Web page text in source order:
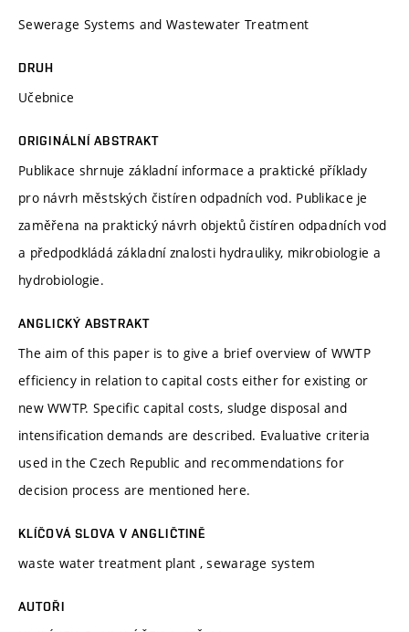
Sewerage Systems and Wastewater Treatment
DRUH
Učebnice
ORIGINÁLNÍ ABSTRAKT
Publikace shrnuje základní informace a praktické příklady
pro návrh městských čistíren odpadních vod. Publikace je
zaměřena na praktický návrh objektů čistíren odpadních vod
a předpodkládá základní znalosti hydrauliky, mikrobiologie a
hydrobiologie.
ANGLICKÝ ABSTRAKT
The aim of this paper is to give a brief overview of WWTP
efficiency in relation to capital costs either for existing or
new WWTP. Specific capital costs, sludge disposal and
intensification demands are described. Evaluative criteria
used in the Czech Republic and recommendations for
decision process are mentioned here.
KLÍČOVÁ SLOVA V ANGLIČTINĚ
waste water treatment plant , sewarage system
AUTOŘI